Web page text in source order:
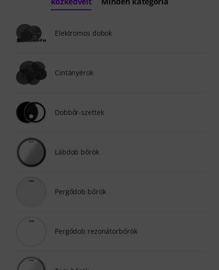
Elektromos dobok
Cintányérok
Dobbőr-szettek
Lábdob bőrök
Pergődob bőrök
Pergődob rezonátorbőrök